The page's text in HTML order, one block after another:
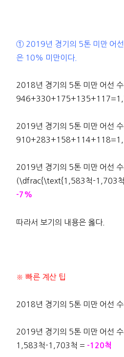
① 2019년 경기의 5톤 미만 어선
은 10% 미만이다.
2018년 경기의 5톤 미만 어선
2019년 경기의 5톤 미만 어선
2019년 경기의 5톤 미만 어선
(\dfrac{\text{1,583척-1,703
-7%
따라서 보기의 내용은 옳다.
※ 빠른 계산 팁
2018년 경기의 5톤 미만 어선
2019년 경기의 5톤 미만 어선
1,583척-1,703척 = -120척